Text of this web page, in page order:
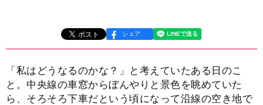
シェア
「私はどうなるのかな？」と考えていたある日のこ
と。中央線の車窓からぼんやりと景色を眺めていた
ら、そろそろ下車だという頃になって沿線の空き地で